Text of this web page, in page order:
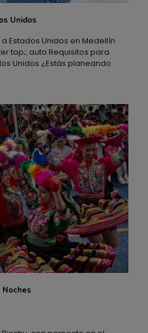
a Estados Unidos
Unidos
Estados Unidos en Medellín
top;; auto Requisitos para
Unidos ¿Estás planeando
6 Noches
USD $963
Noches